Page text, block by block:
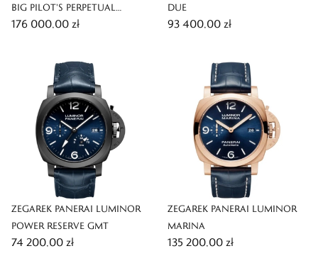
BIG PILOT'S PERPETUAL
CALENDAR PROSET LE PETIT
176 000,00 zł
DUE
93 400,00 zł
ZEGAREK PANERAI LUMINOR
POWER RESERVE GMT
74 200,00 zł
ZEGAREK PANERAI LUMINOR
MARINA
135 200,00 zł